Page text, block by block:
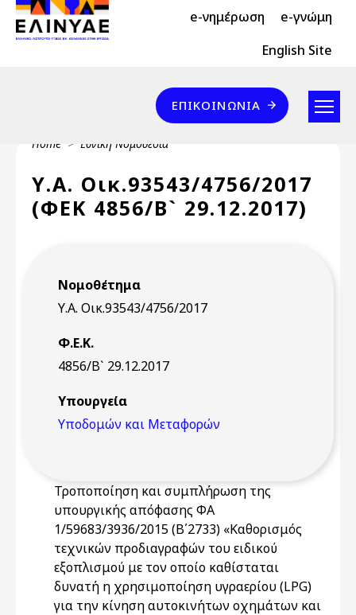
Skip to main content
Header Top 2 e-νημέρωση e-γνώμη
Header Top English Site
Επικοινωνία
ΕΠΙΚΟΙΝΩΝΊΑ
Breadcrumb
Home Εθνική Νομοθεσία
Υ.Α. Οικ.93543/4756/2017
(ΦΕΚ 4856/Β` 29.12.2017)
Νομοθέτημα
Υ.Α. Οικ.93543/4756/2017
Φ.Ε.Κ.
4856/Β` 29.12.2017
Υπουργεία
Υποδομών και Μεταφορών
Τροποποίηση και συμπλήρωση της
υπουργικής απόφασης ΦΑ
1/59683/3936/2015 (Β΄2733) «Καθορισμός
τεχνικών προδιαγραφών του ειδικού
εξοπλισμού με τον οποίο καθίσταται
δυνατή η χρησιμοποίηση υγραερίου (LPG)
για την κίνηση αυτοκινήτων οχημάτων και